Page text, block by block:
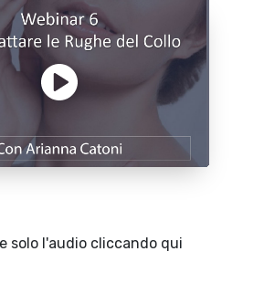
solo l'audio cliccando qui